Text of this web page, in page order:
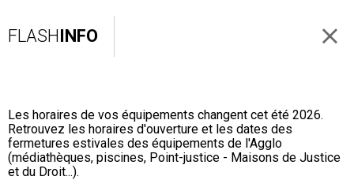
FLASHINFO
Les horaires de vos équipements changent cet été 2026.
Retrouvez les horaires d'ouverture et les dates des
fermetures estivales des équipements de l'Agglo
(médiathèques, piscines, Point-justice - Maisons de Justice
et du Droit...).